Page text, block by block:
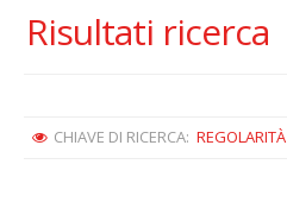
Risultati ricerca
CHIAVE DI RICERCA: REGOLARITÀ